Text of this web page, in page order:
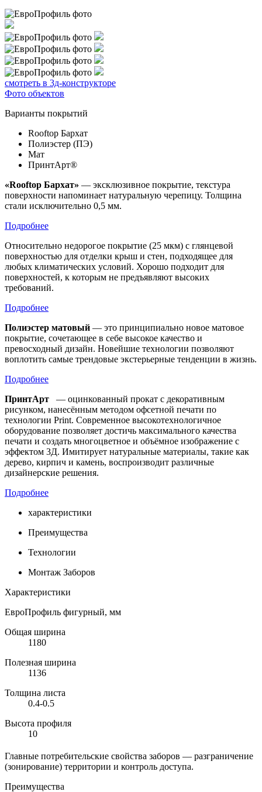
смотреть в 3д-конструкторе
Фото объектов
Варианты покрытий
Rooftop Бархат
Полиэстер (ПЭ)
Мат
ПринтАрт®
«Rooftop Бархат» — эксклюзивное покрытие, текстура
поверхности напоминает натуральную черепицу. Толщина
стали исключительно 0,5 мм.
Подробнее
Относительно недорогое покрытие (25 мкм) с глянцевой
поверхностью для отделки крыш и стен, подходящее для
любых климатических условий. Хорошо подходит для
поверхностей, к которым не предъявляют высоких
требований.
Подробнее
Полиэстер матовый — это принципиально новое матовое
покрытие, сочетающее в себе высокое качество и
превосходный дизайн. Новейшие технологии позволяют
воплотить самые трендовые экстерьерные тенденции в жизнь.
Подробнее
ПринтАрт
— оцинкованный прокат с декоративным
рисунком, нанесённым методом офсетной печати по
технологии Print. Современное высокотехнологичное
оборудование позволяет достичь максимального качества
печати и создать многоцветное и объёмное изображение с
эффектом 3Д. Имитирует натуральные материалы, такие как
дерево, кирпич и камень, воспроизводит различные
дизайнерские решения.
Подробнее
характеристики
Преимущества
Технологии
Монтаж Заборов
Характеристики
ЕвроПрофиль фигурный, мм
Общая ширина
1180
Полезная ширина
1136
Толщина листа
0.4-0.5
Высота профиля
10
Главные потребительские свойства заборов — разграничение
(зонирование) территории и контроль доступа.
Преимущества